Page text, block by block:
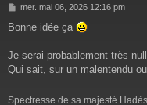
M
s
a
mer. mai 06, 2026 12:16 pm
Bonne idée ça
Je serai probablement très
Qui sait, sur un malentendu
Spectresse de sa majesté